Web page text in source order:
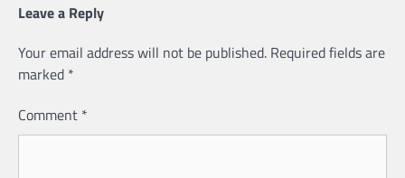
Leave a Reply
Your email address will not be published. Required fields are
marked *
Comment *